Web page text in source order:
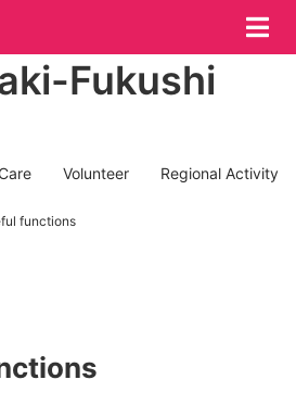
Fukushi
Volunteer Regional Activity
functions